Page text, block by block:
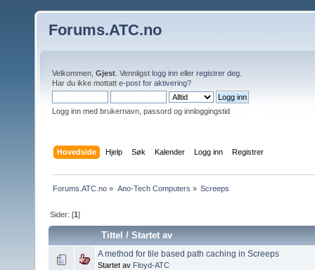
Forums.ATC.no
Velkommen, Gjest . Vennligst logg inn eller registrer deg
Har du ikke mottatt e-post for aktivering?
Logg inn med brukernavn, passord og innloggingstid
Hovedside Hjelp Søk Kalender Logg inn Registrer
Forums.ATC.no » Ano-Tech Computers » Screeps
Sider: [1]
Tittel /Startet av
A method for tile based path caching in Screeps
Startet av Floyd-ATC